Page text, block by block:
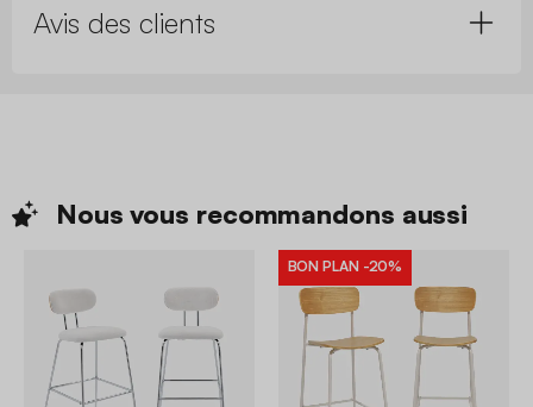
Avis des clients
Nous vous recommandons aussi
BON PLAN -20%